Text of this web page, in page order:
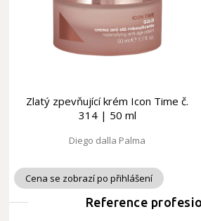
Zlatý zpevňující krém Icon Time č.
314 | 50 ml
Diego dalla Palma
Cena se zobrazí po přihlášení
Reference